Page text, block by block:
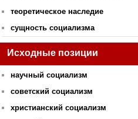
теоретическое наследие
сущность социализма
Исходные позиции
научный социализм
советский социализм
христианский социализм